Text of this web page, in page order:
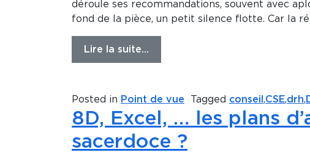
déroule ses recommandations, souvent avec
fond de la pièce, un petit silence flotte. Car la
Lire la suite…
Posted in Point de vue Tagged conseil ,CSE,drh,
8D, Excel, … les plans
sacerdoce ?